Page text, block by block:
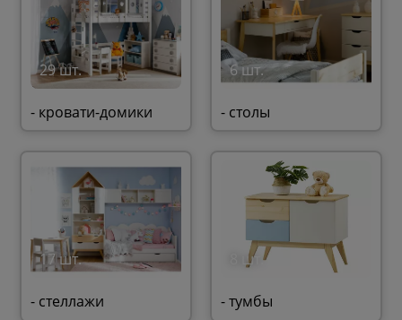
29 шт.
- кровати-домики
6 шт.
- столы
17 шт.
- стеллажи
8 шт.
- тумбы